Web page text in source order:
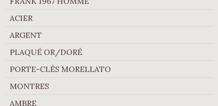
ACIER
ARGENT
PLAQUÉ OR/DORÉ
PORTE-CLÉS MORELLATO
MONTRES
AMBRE